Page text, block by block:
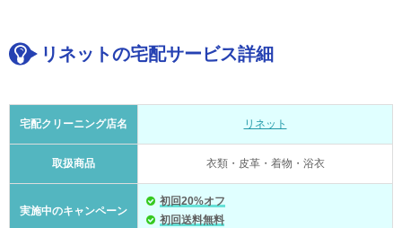
リネットの宅配サービス詳細
宅配クリーニング店名 リネット
取扱商品 衣類・皮革・着物・浴衣
実施中のキャンペーン
初回20%オフ
初回送料無料